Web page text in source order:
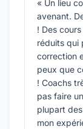
« Un lieu
avenant.
! Des
réduits qui
correction
peux que
! Coachs
pas faire
plupart
mon